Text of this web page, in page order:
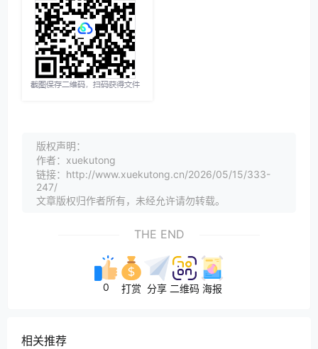
版权声明：
作者：xuekutong
链接：http://www.xuekutong.cn/2026/05/15/333-
247/
文章版权归作者所有，未经允许请勿转载。
THE END
0 打赏 分享 二维码 海报
相关推荐